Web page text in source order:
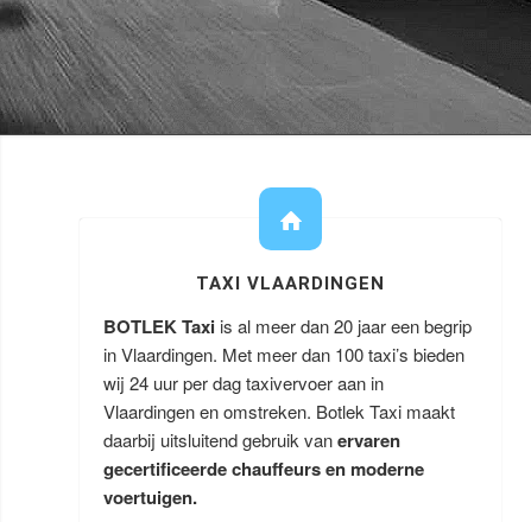
TAXI VLAARDINGEN
BOTLEK Taxi is al meer dan 20 jaar een begrip
in Vlaardingen. Met meer dan 100 taxi’s bieden
wij 24 uur per dag taxivervoer aan in
Vlaardingen en omstreken. Botlek Taxi maakt
daarbij uitsluitend gebruik vanervaren
gecertificeerde chauffeurs en moderne
voertuigen.